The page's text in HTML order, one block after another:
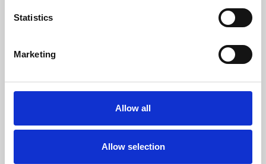
Statistics
Marketing
Allow all
Allow selection
Waarom veel KMO’s advertentiebudget
verspillen zonder het te beseffen